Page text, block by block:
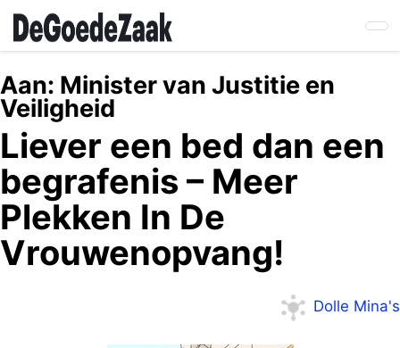
Skip
main
content
Aan: Minister van Justitie en
Veiligheid
Liever een bed dan een
begrafenis – Meer
Plekken In De
Vrouwenopvang!
Dolle Mina's